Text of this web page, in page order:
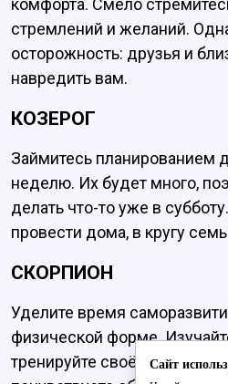
комфорта. Смело
стремлений и желаний.
осторожность: друзья и
навредить вам.
КОЗЕРОГ
Займитесь планированием
неделю. Их будет много,
делать что-то уже в
провести дома, в кругу
СКОРПИОН
Уделите время
физической форме.
тренируйте своё тело. К
Сайт